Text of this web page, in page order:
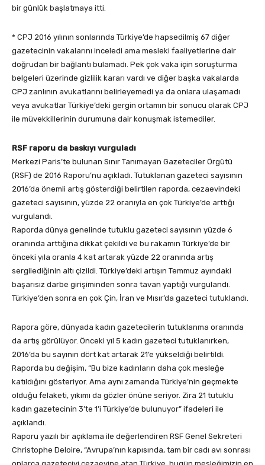
bir günlük başlatmaya itti.
* CPJ 2016 yılının sonlarında Türkiye’de hapsedilmiş 67 diğer
gazetecinin vakalarını inceledi ama mesleki faaliyetlerine dair
doğrudan bir bağlantı bulamadı. Pek çok vaka için soruşturma
belgeleri üzerinde gizlilik kararı vardı ve diğer başka vakalarda
CPJ zanlının avukatlarını belirleyemedi ya da onlara ulaşamadı
veya avukatlar Türkiye’deki gergin ortamın bir sonucu olarak CPJ
ile müvekkillerinin durumuna dair konuşmak istemediler.
RSF raporu da baskıyı vurguladı
Merkezi Paris’te bulunan Sınır Tanımayan Gazeteciler Örgütü
(RSF) de 2016 Raporu’nu açıkladı. Tutuklanan gazeteci sayısının
2016’da önemli artış gösterdiği belirtilen raporda, cezaevindeki
gazeteci sayısının, yüzde 22 oranıyla en çok Türkiye’de arttığı
vurgulandı.
Raporda dünya genelinde tutuklu gazeteci sayısının yüzde 6
oranında arttığına dikkat çekildi ve bu rakamın Türkiye’de bir
önceki yıla oranla 4 kat artarak yüzde 22 oranında artış
sergilediğinin altı çizildi. Türkiye’deki artışın Temmuz ayındaki
başarısız darbe girişiminden sonra tavan yaptığı vurgulandı.
Türkiye’den sonra en çok Çin, İran ve Mısır’da gazeteci tutuklandı.
Rapora göre, dünyada kadın gazetecilerin tutuklanma oranında
da artış görülüyor. Önceki yıl 5 kadın gazeteci tutuklanırken,
2016’da bu sayının dört kat artarak 21’e yükseldiği belirtildi.
Raporda bu değişim, “Bu bize kadınların daha çok mesleğe
katıldığını gösteriyor. Ama aynı zamanda Türkiye’nin geçmekte
olduğu felaketi, yıkımı da gözler önüne seriyor. Zira 21 tutuklu
kadın gazetecinin 3’te 1’i Türkiye’de bulunuyor” ifadeleri ile
açıklandı.
Raporu yazılı bir açıklama ile değerlendiren RSF Genel Sekreteri
Christophe Deloire, “Avrupa’nın kapısında, tam bir cadı avı sonrası